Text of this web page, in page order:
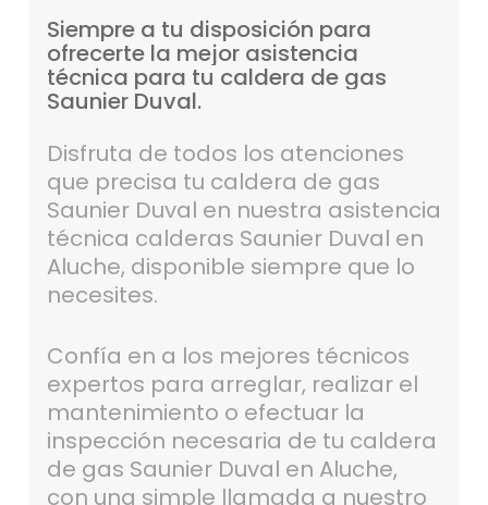
Siempre a tu disposición para
ofrecerte la mejor asistencia
técnica para tu caldera de gas
Saunier Duval.
Disfruta de todos los atenciones
que precisa tu caldera de gas
Saunier Duval en nuestra asistencia
técnica calderas Saunier Duval en
Aluche, disponible siempre que lo
necesites.
Confía en a los mejores técnicos
expertos para arreglar, realizar el
mantenimiento o efectuar la
inspección necesaria de tu caldera
de gas Saunier Duval en Aluche,
con una simple llamada a nuestro